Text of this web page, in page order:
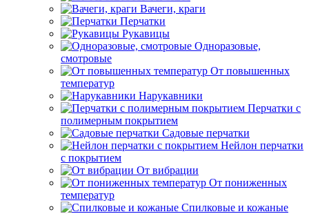
Вачеги, краги
Перчатки
Рукавицы
Одноразовые,
смотровые
От повышенных
температур
Нарукавники
Перчатки с
полимерным покрытием
Садовые перчатки
Нейлон перчатки
с покрытием
От вибрации
От пониженных
температур
Спилковые и кожаные